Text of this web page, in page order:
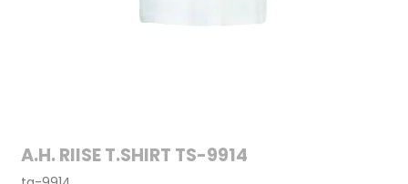
A.H. RIISE T.SHIRT TS-9914